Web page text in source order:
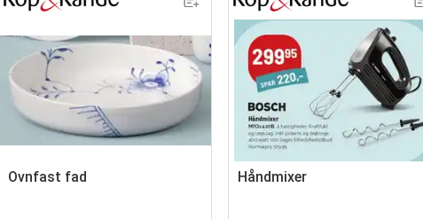
Ovnfast fad Håndmixer